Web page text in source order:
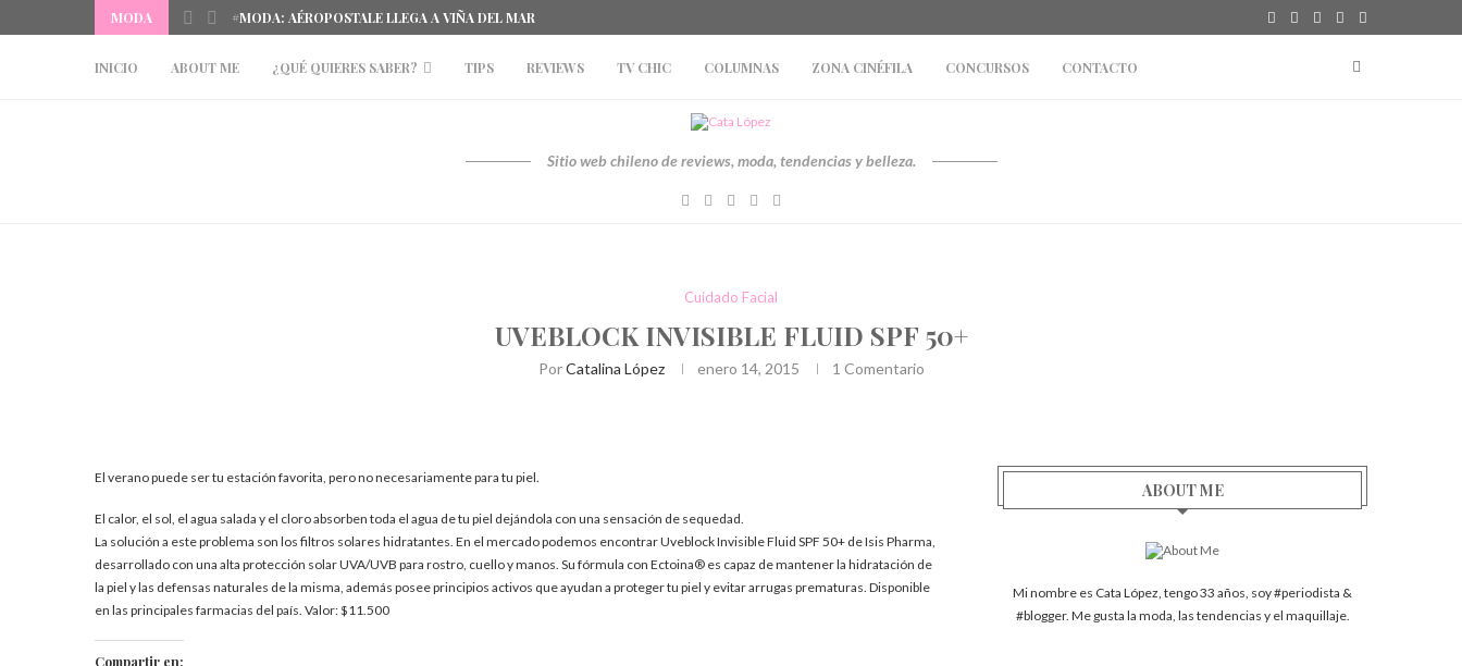
MODA #MODA: AÉROPOSTALE LLEGA A VIÑA DEL MAR
INICIO ABOUT ME ¿QUÉ QUIERES SABER? TIPS REVIEWS TV CHIC COLUMNAS ZONA CINÉFILA CONCURSOS CONTACTO
Sitio web chileno de reviews, moda, tendencias y belleza.
Cuidado Facial
UVEBLOCK INVISIBLE FLUID SPF 50+
PorCatalina López enero 14, 2015 1 Comentario
El verano puede ser tu estación favorita, pero no necesariamente para tu piel.
El calor, el sol, el agua salada y el cloro absorben toda el agua de tu piel dejándola con una sensación de sequedad.
La solución a este problema son los filtros solares hidratantes. En el mercado podemos encontrar Uveblock Invisible Fluid SPF 50+ de Isis Pharma,
desarrollado con una alta protección solar UVA/UVB para rostro, cuello y manos. Su fórmula con Ectoina® es capaz de mantener la hidratación de
la piel y las defensas naturales de la misma, además posee principios activos que ayudan a proteger tu piel y evitar arrugas prematuras. Disponible
en las principales farmacias del país. Valor: $11.500
Compartir en:
ABOUT ME
Mi nombre es Cata López, tengo 33 años, soy #periodista &
#blogger. Me gusta la moda, las tendencias y el maquillaje.